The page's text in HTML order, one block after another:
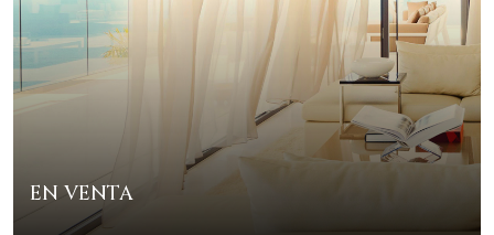
EN VENTA